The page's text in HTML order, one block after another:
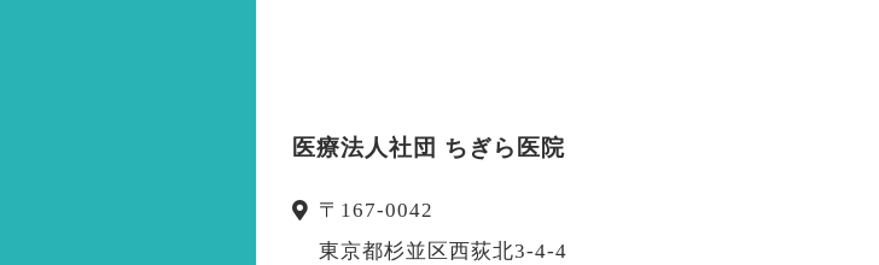
医療法人社団 ちぎら医院
〒 167-0042
東京都杉並区西荻北3-4-4